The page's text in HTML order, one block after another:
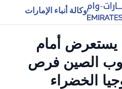
وكالة أنباء الإمارات
يستعرض أمام
الصين فرص
الخضراء